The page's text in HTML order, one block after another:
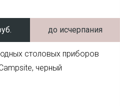
до исчерпания
столовых приборов
черный